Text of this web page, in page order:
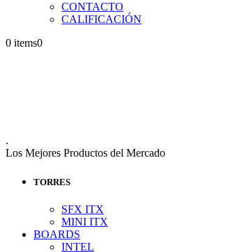
CONTACTO
CALIFICACIÓN
0 items0
.
Los Mejores Productos del Mercado
TORRES
SFX ITX
MINI ITX
BOARDS
INTEL